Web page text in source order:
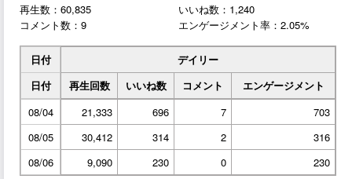
再生数：60,835
いいね数：1,240
コメント数：9
エンゲージメント率：2.05%
日付
デイリー
日付
再生回数 いいね数 コメント
エンゲージメント
08/04
21,333 696 7
703
08/05
30,412 314 2
316
08/06
9,090 230 0 230